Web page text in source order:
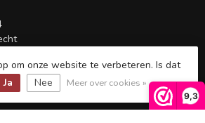
9,3
om onze website te verbeteren. Is dat
Ja Nee Meer over cookies »